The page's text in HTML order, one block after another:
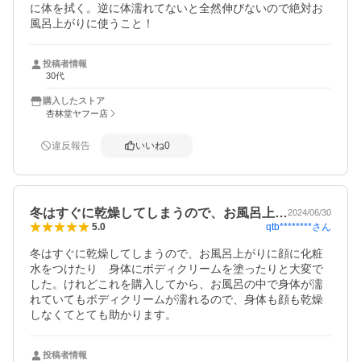
に体を拭く。逆に体濡れてないと全然伸びないので絶対お
風呂上がりに使うこと！
投稿者情報
30代
購入したストア
杏林堂ヤフー店
違反報告 いいね0
冬はすぐに乾燥してしまうので、お風呂上…2024/06/30
5.0 qtb********さん
冬はすぐに乾燥してしまうので、お風呂上がりに顔に化粧
水をつけたり　身体にボディクリームを塗ったりと大変で
した。けれどこれを購入してから、お風呂の中で身体が濡
れていてもボディクリームが濡れるので、身体も顔も乾燥
しなくてとても助かります。
投稿者情報